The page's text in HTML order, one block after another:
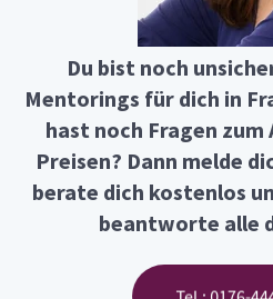
Du bist noch
Mentorings für dich in
hast noch Fragen zum
Preisen? Dann melde
berate dich kostenlos
beantworte alle